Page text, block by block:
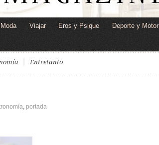
Moda Viajar Eros y Psique Deporte y Motor
Entretanto
portada